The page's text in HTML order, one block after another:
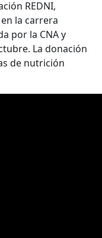
REDNI,
la carrera
por la CNA y
La donación
de nutrición